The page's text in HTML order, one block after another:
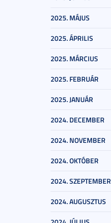
2025. MÁJUS
2025. ÁPRILIS
2025. MÁRCIUS
2025. FEBRUÁR
2025. JANUÁR
2024. DECEMBER
2024. NOVEMBER
2024. OKTÓBER
2024. SZEPTEMBER
2024. AUGUSZTUS